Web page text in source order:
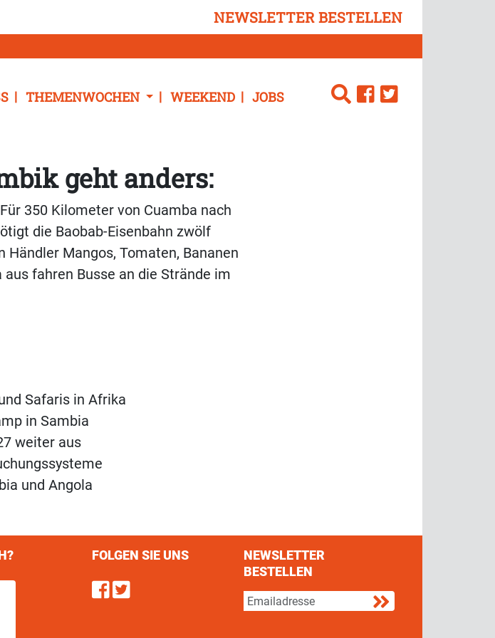
NEWSLETTER BESTELLEN
THEMENWOCHEN WEEKEND JOBS
geht anders:
350 Kilometer von Cuamba nach
die Baobab-Eisenbahn zwölf
Mangos, Tomaten, Bananen
fahren Busse an die Strände im
Safaris in Afrika
in Sambia
weiter aus
und Angola
FOLGEN SIE UNS
Find us on Facebook
Follow us on Twitter
NEWSLETTER
BESTELLEN